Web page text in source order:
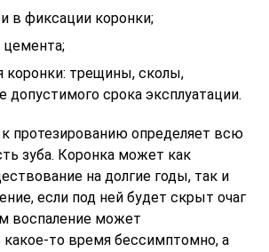
в фиксации коронки;
коронки: трещины, сколы,
срока эксплуатации.
протезированию определяет всю
зуба. Коронка может как
на долгие годы, так и
если под ней будет скрыт очаг
воспаление может
какое-то время бессимптомно, а